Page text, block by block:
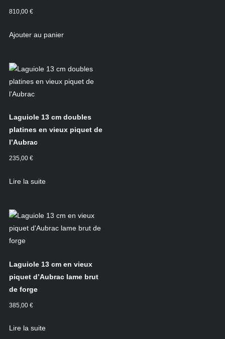
810,00 €
Ajouter au panier
Laguiole 13 cm doubles
platines en vieux piquet de
l’Aubrac
235,00 €
Lire la suite
Laguiole 13 cm en vieux
piquet d’Aubrac lame brut
de forge
385,00 €
Lire la suite